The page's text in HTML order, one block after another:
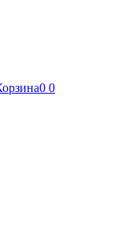
0 0